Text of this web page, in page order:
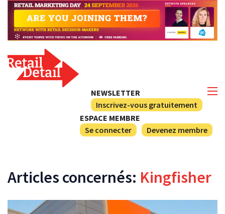
NEWSLETTER
Inscrivez-vous gratuitement
ESPACE MEMBRE
Se connecter
Devenez membre
Articles concernés: Kingfisher